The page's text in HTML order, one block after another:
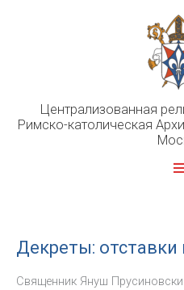
Централизованная
Римско-католическая
Декреты: отставки
Священник Януш